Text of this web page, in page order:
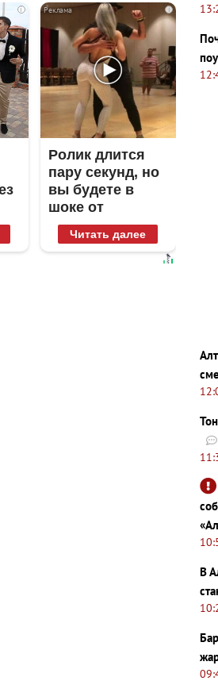
i i
Ролик длится
пару секунд, но
вы будете в
шоке от
увиденного
Читать далее
В